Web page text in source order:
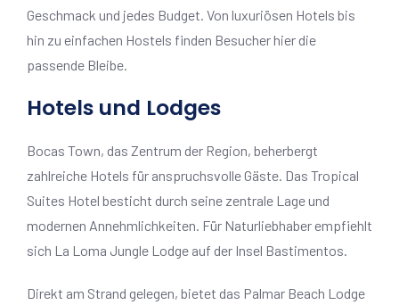
Geschmack und jedes Budget. Von luxuriösen Hotels bis
hin zu einfachen Hostels finden Besucher hier die
passende Bleibe.
Hotels und Lodges
Bocas Town, das Zentrum der Region, beherbergt
zahlreiche Hotels für anspruchsvolle Gäste. Das Tropical
Suites Hotel besticht durch seine zentrale Lage und
modernen Annehmlichkeiten. Für Naturliebhaber empfiehlt
sich La Loma Jungle Lodge auf der Insel Bastimentos.
Direkt am Strand gelegen, bietet das Palmar Beach Lodge